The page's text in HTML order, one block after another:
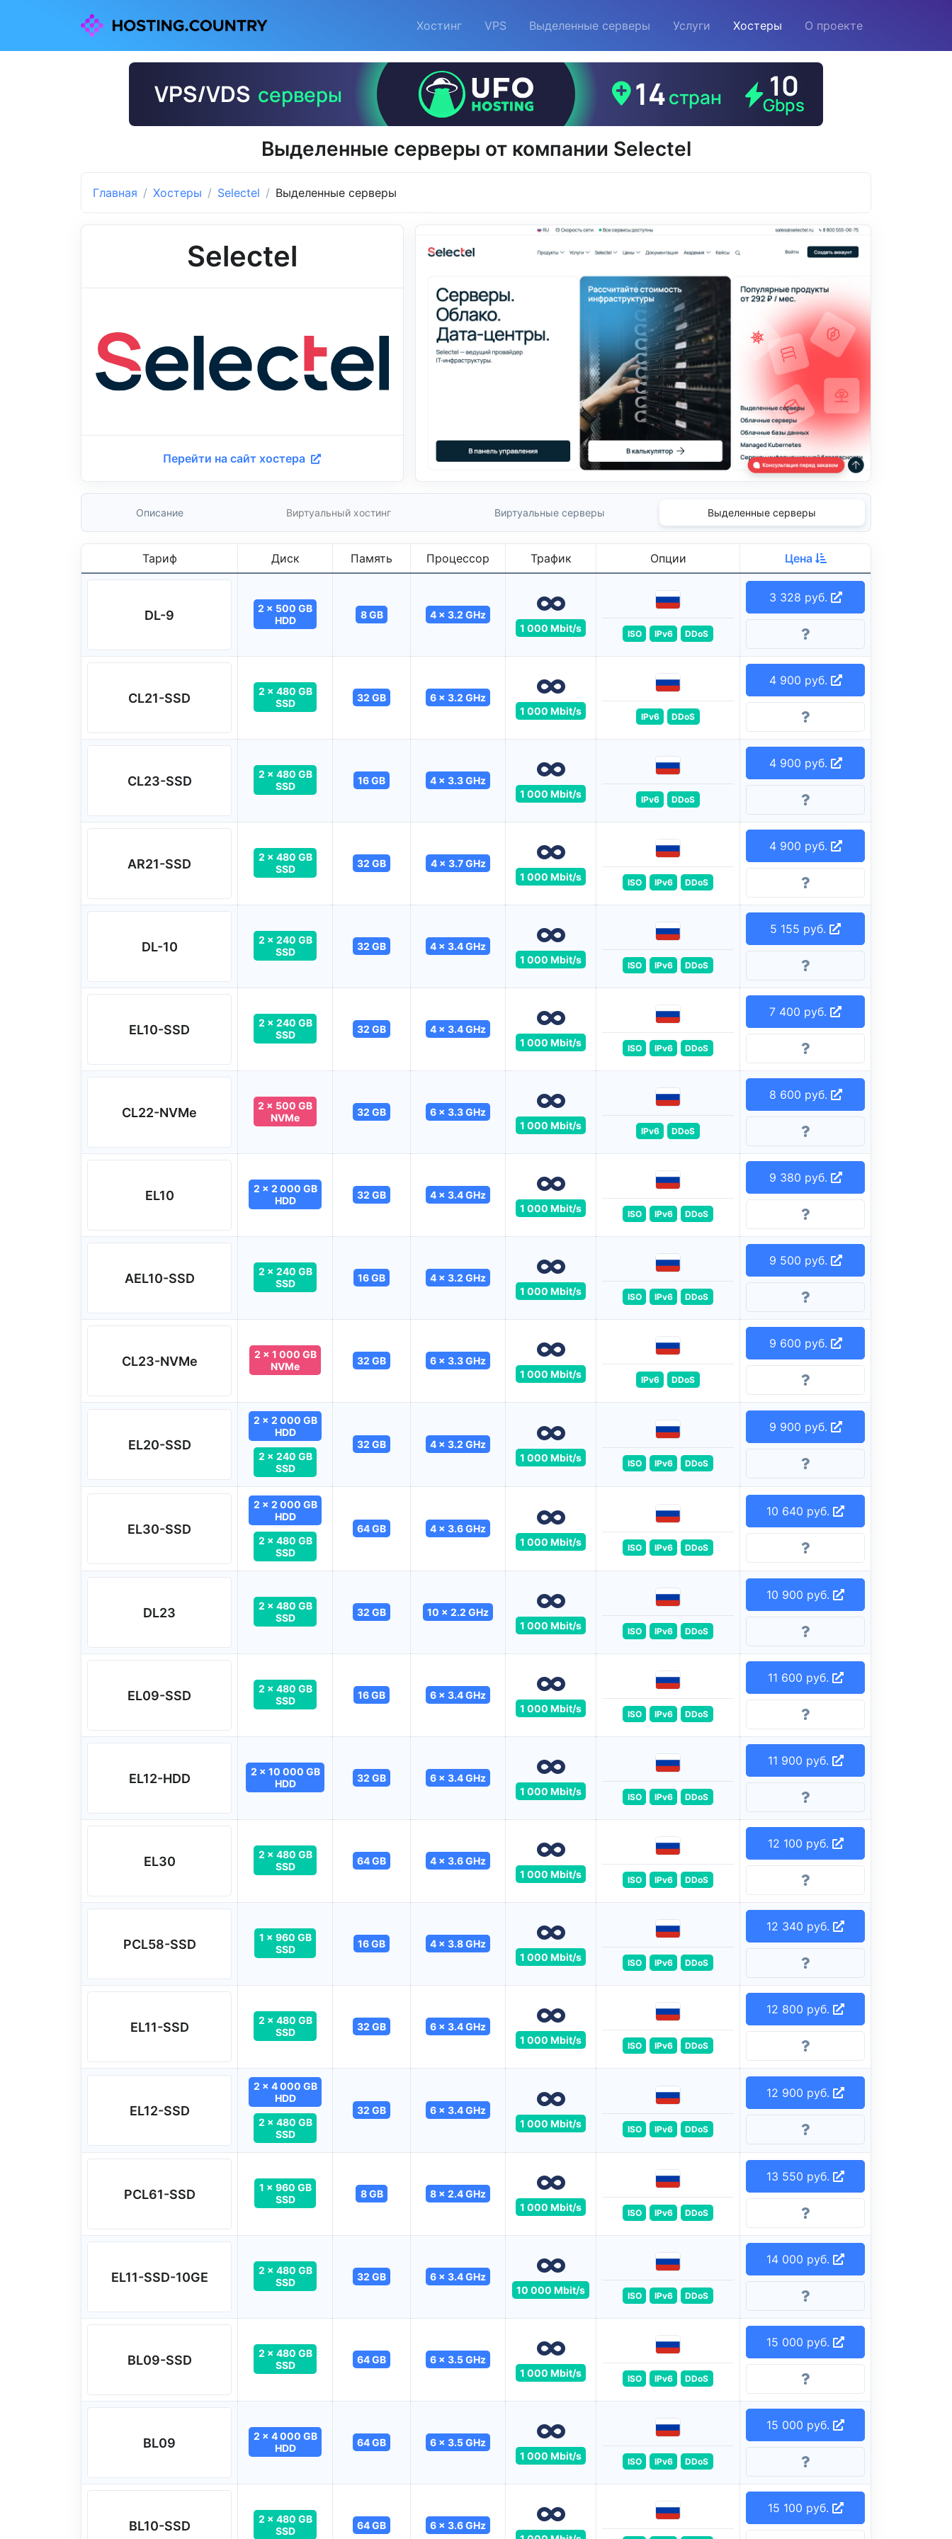
Хостинг VPS Выделенные серверы Услуги Хостеры О проекте
Выделенные серверы от компании Selectel
Главная Хостеры Selectel Выделенные серверы
Selectel
Перейти на сайт хостера
Описание Виртуальный хостинг Виртуальные серверы Выделенные серверы
Тариф Диск Память Процессор Трафик Опции Цена
DL-9
2 x 500 GB
HDD
8 GB
4 x 3.2 GHz
1 000 Mbit/s
ISO IPv6 DDoS
3 328 руб.
CL21-SSD
2 x 480 GB
SSD
32 GB
6 x 3.2 GHz
1 000 Mbit/s
IPv6 DDoS
4 900 руб.
CL23-SSD
2 x 480 GB
SSD
16 GB
4 x 3.3 GHz
1 000 Mbit/s
IPv6 DDoS
4 900 руб.
AR21-SSD
2 x 480 GB
SSD
32 GB
4 x 3.7 GHz
1 000 Mbit/s
ISO IPv6 DDoS
4 900 руб.
DL-10
2 x 240 GB
SSD
32 GB
4 x 3.4 GHz
1 000 Mbit/s
ISO IPv6 DDoS
5 155 руб.
EL10-SSD
2 x 240 GB
SSD
32 GB
4 x 3.4 GHz
1 000 Mbit/s
ISO IPv6 DDoS
7 400 руб.
CL22-NVMe
2 x 500 GB
NVMe
32 GB
6 x 3.3 GHz
1 000 Mbit/s
IPv6 DDoS
8 600 руб.
EL10
2 x 2 000 GB
HDD
32 GB
4 x 3.4 GHz
1 000 Mbit/s
ISO IPv6 DDoS
9 380 руб.
AEL10-SSD
2 x 240 GB
SSD
16 GB
4 x 3.2 GHz
1 000 Mbit/s
ISO IPv6 DDoS
9 500 руб.
CL23-NVMe
2 x 1 000 GB
NVMe
32 GB
6 x 3.3 GHz
1 000 Mbit/s
IPv6 DDoS
9 600 руб.
EL20-SSD
2 x 2 000 GB
HDD
2 x 240 GB
SSD
32 GB
4 x 3.2 GHz
1 000 Mbit/s
ISO IPv6 DDoS
9 900 руб.
EL30-SSD
2 x 2 000 GB
HDD
2 x 480 GB
SSD
64 GB
4 x 3.6 GHz
1 000 Mbit/s
ISO IPv6 DDoS
10 640 руб.
DL23
2 x 480 GB
SSD
32 GB
10 x 2.2 GHz
1 000 Mbit/s
ISO IPv6 DDoS
10 900 руб.
EL09-SSD
2 x 480 GB
SSD
16 GB
6 x 3.4 GHz
1 000 Mbit/s
ISO IPv6 DDoS
11 600 руб.
EL12-HDD
2 x 10 000 GB
HDD
32 GB
6 x 3.4 GHz
1 000 Mbit/s
ISO IPv6 DDoS
11 900 руб.
EL30
2 x 480 GB
SSD
64 GB
4 x 3.6 GHz
1 000 Mbit/s
ISO IPv6 DDoS
12 100 руб.
PCL58-SSD
1 x 960 GB
SSD
16 GB
4 x 3.8 GHz
1 000 Mbit/s
ISO IPv6 DDoS
12 340 руб.
EL11-SSD
2 x 480 GB
SSD
32 GB
6 x 3.4 GHz
1 000 Mbit/s
ISO IPv6 DDoS
12 800 руб.
EL12-SSD
2 x 4 000 GB
HDD
2 x 480 GB
SSD
32 GB
6 x 3.4 GHz
1 000 Mbit/s
ISO IPv6 DDoS
12 900 руб.
PCL61-SSD
1 x 960 GB
SSD
8 GB
8 x 2.4 GHz
1 000 Mbit/s
ISO IPv6 DDoS
13 550 руб.
EL11-SSD-10GE
2 x 480 GB
SSD
32 GB
6 x 3.4 GHz
10 000 Mbit/s
ISO IPv6 DDoS
14 000 руб.
BL09-SSD
2 x 480 GB
SSD
64 GB
6 x 3.5 GHz
1 000 Mbit/s
ISO IPv6 DDoS
15 000 руб.
BL09
2 x 4 000 GB
HDD
64 GB
6 x 3.5 GHz
1 000 Mbit/s
ISO IPv6 DDoS
15 000 руб.
BL10-SSD
2 x 480 GB
SSD
64 GB
6 x 3.6 GHz
15 100 руб.